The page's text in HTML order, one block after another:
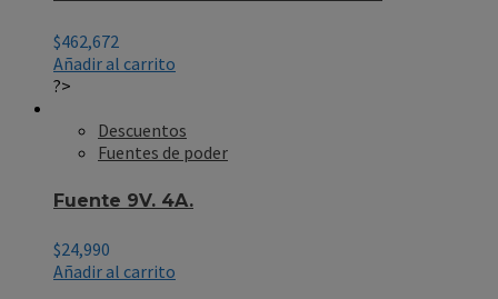
$462,672
Añadir al carrito
?>
Descuentos
Fuentes de poder
Fuente 9V. 4A.
$24,990
Añadir al carrito